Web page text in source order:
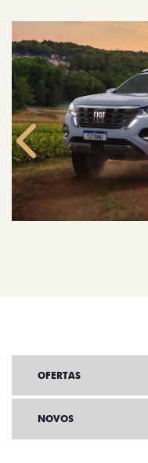
OS ÂNGULOS
OFERTAS